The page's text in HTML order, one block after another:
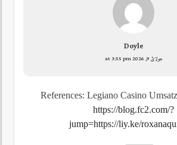
Doyle
جولائ 9, 2026 at 3:55 pm
References: Legiano Casino
https://blog.fc2.com/?
jump=https://liy.ke/